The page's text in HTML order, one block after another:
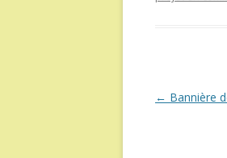
Navigation
← Bannière